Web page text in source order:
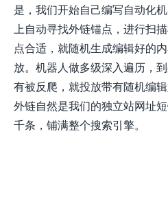
是，我们开始自己编写自动化
上自动寻找外链锚点，进行扫
点合适，就随机生成编辑好的
放。机器人做多级深入遍历，
有被反爬，就投放带有随机编
外链自然是我们的独立站网址
千条，铺满整个搜索引擎。